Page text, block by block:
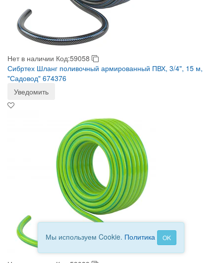
Нет в наличии Код:59058
Сибртех Шланг поливочный армированный ПВХ, 3/4", 15 м,
"Садовод" 674376
Уведомить
Мы используем Cookie. Политика OK